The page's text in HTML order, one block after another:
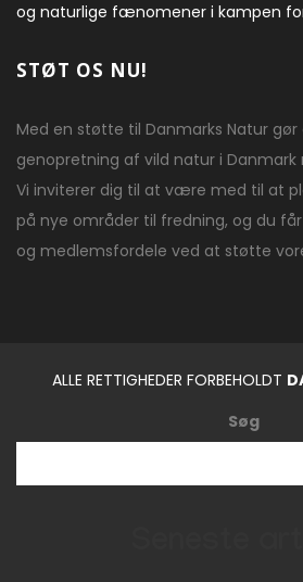
og naturlige fænomener i kampen
STØT OS NU!
Med en støtte til Danmarks Natur gør
genopretning af vild natur i Danmark
Vi inviterer dig til at være med til at
på nye områder til fredning, og du
og medlemsfordele ved at støtte
ALLE RETTIGHEDER FORBEHOLDT
Søg